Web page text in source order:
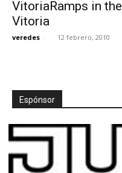
VitoriaRamps in
Vitoria
veredes - 12 febrero, 2010
Espónsor